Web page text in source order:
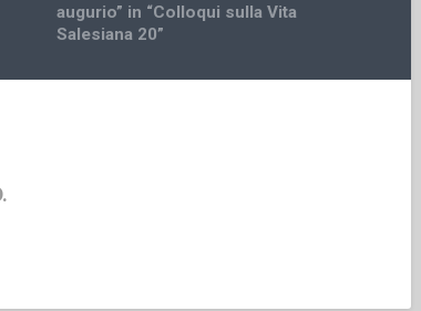
augurio” in “Colloqui sulla Vita
Salesiana 20”